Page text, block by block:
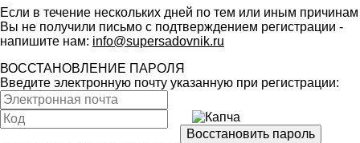
Если в течение нескольких дней по тем или иным причинам
Вы не получили письмо с подтверждением регистрации -
напишите нам: info@supersadovnik.ru
ВОССТАНОВЛЕНИЕ ПАРОЛЯ
Введите электронную почту указанную при регистрации: